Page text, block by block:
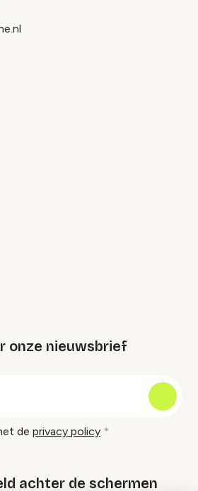
onze nieuwsbrief
de privacy policy
achter de schermen